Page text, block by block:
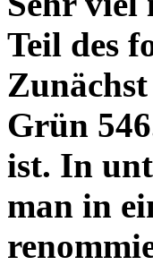
Teil des
Grün
ist. In
man in